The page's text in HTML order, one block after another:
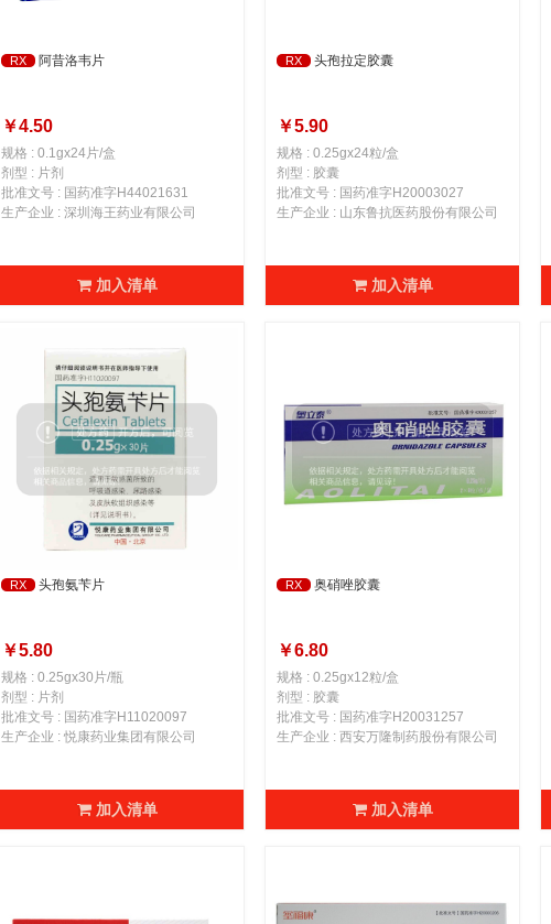
RX 阿昔洛韦片
￥4.50
规格 : 0.1gx24片/盒
剂型 : 片剂
批准文号 : 国药准字H44021631
生产企业 : 深圳海王药业有限公司
加入清单
RX 头孢拉定胶囊
￥5.90
规格 : 0.25gx24粒/盒
剂型 : 胶囊
批准文号 : 国药准字H20003027
生产企业 : 山东鲁抗医药股份有限公司
加入清单
RX 头孢氨苄片
￥5.80
规格 : 0.25gx30片/瓶
剂型 : 片剂
批准文号 : 国药准字H11020097
生产企业 : 悦康药业集团有限公司
加入清单
RX 奥硝唑胶囊
￥6.80
规格 : 0.25gx12粒/盒
剂型 : 胶囊
批准文号 : 国药准字H20031257
生产企业 : 西安万隆制药股份有限公司
加入清单